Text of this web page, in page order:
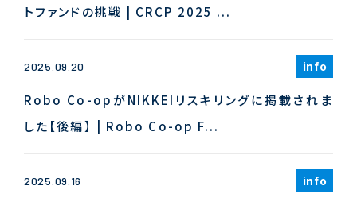
トファンドの挑戦 | CRCP 2025 ...
2025.09.20 info
Robo Co-opがNIKKEIリスキリングに掲載されま
した【後編】 | Robo Co-op F...
2025.09.16 info